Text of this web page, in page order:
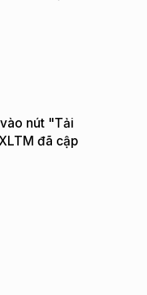
nút "Tải
đã cập